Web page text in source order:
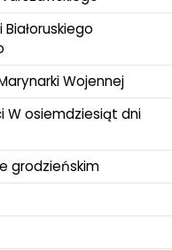
Wojennej
W osiemdziesiąt dni
grodzieńskim